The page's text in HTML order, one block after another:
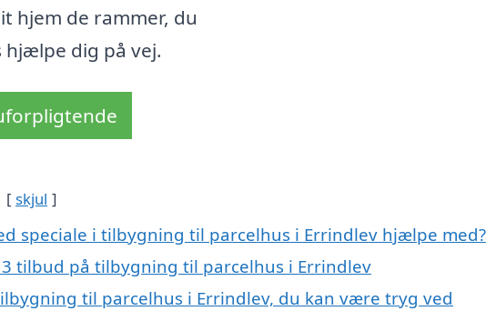
hjem de rammer, du
dig på vej.
skjul
speciale i tilbygning til parcelhus i Errindlev hjælpe med?
tilbud på tilbygning til parcelhus i Errindlev
til parcelhus i Errindlev, du kan være tryg ved